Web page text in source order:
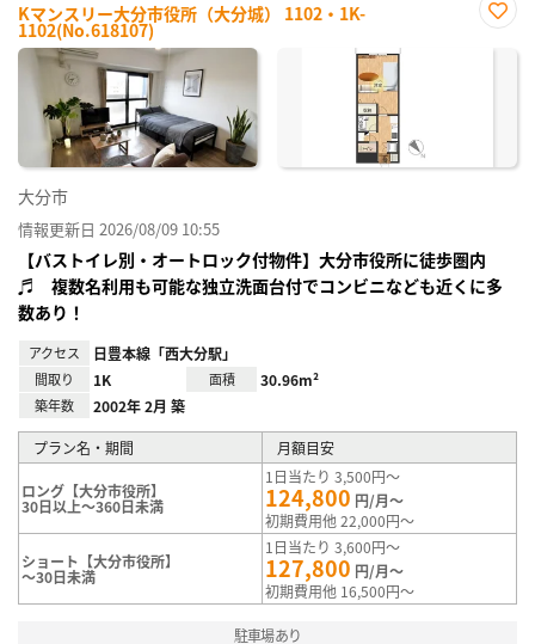
Kマンスリー大分市役所（大分城） 1102・1K-
1102(No.618107)
に入
大分市
情報更新日 2026/08/09 10:55
【バストイレ別・オートロック付物件】大分市役所に徒歩圏内
♬ 複数名利用も可能な独立洗面台付でコンビニなども近くに多
数あり！
アクセス 日豊本線「西大分駅」
間取り 1K 面積 30.96m²
築年数 2002年 2月 築
プラン名・期間 月額目安
ロング【大分市役所】
30日以上～360日未満
1日当たり 3,500円～
124,800 円/月～
初期費用他 22,000円～
ショート【大分市役所】
～30日未満
1日当たり 3,600円～
127,800 円/月～
初期費用他 16,500円～
駐車場あり